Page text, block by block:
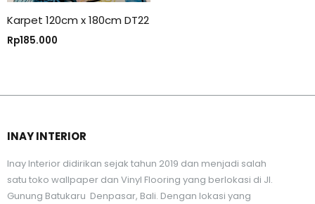
Karpet 120cm x 180cm DT22
Rp185.000
INAY INTERIOR
Inay Interior didirikan sejak tahun 2019 dan menjadi salah
satu toko wallpaper dan Vinyl Flooring yang berlokasi di Jl.
Gunung Batukaru Denpasar, Bali. Dengan lokasi yang